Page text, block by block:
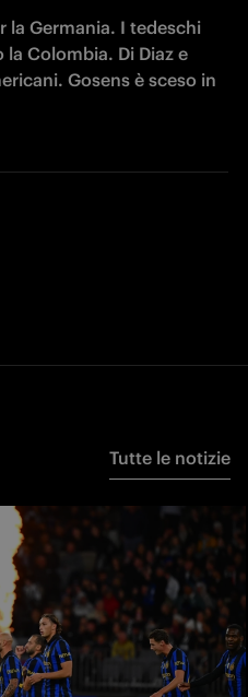
la Germania. I tedeschi
Colombia. Di Diaz e
Gosens è sceso in
Tutte le notizie